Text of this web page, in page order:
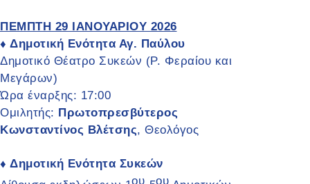
ΠΕΜΠΤΗ 29 ΙΑΝΟΥΑΡΙΟΥ 2026
♦ Δημοτική Ενότητα Αγ. Παύλου
Δημοτικό Θέατρο Συκεών (Ρ. Φεραίου και
Μεγάρων)
Ώρα έναρξης: 17:00
Ομιλητής: Πρωτοπρεσβύτερος
Κωνσταντίνος Βλέτσης, Θεολόγος
♦ Δημοτική Ενότητα Συκεών
ου ου